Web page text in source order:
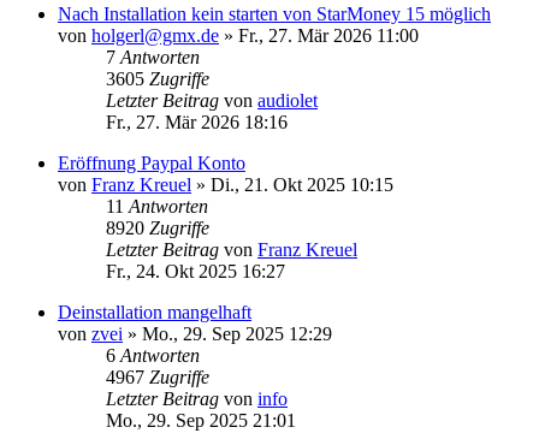
Nach Installation kein starten von StarMoney 15 möglich
von holgerl@gmx.de » Fr., 27. Mär 2026 11:00
7 Antworten
3605 Zugriffe
Letzter Beitrag von audiolet
Fr., 27. Mär 2026 18:16
Eröffnung Paypal Konto
von Franz Kreuel » Di., 21. Okt 2025 10:15
11 Antworten
8920 Zugriffe
Letzter Beitrag von Franz Kreuel
Fr., 24. Okt 2025 16:27
Deinstallation mangelhaft
von zvei » Mo., 29. Sep 2025 12:29
6 Antworten
4967 Zugriffe
Letzter Beitrag von info
Mo., 29. Sep 2025 21:01